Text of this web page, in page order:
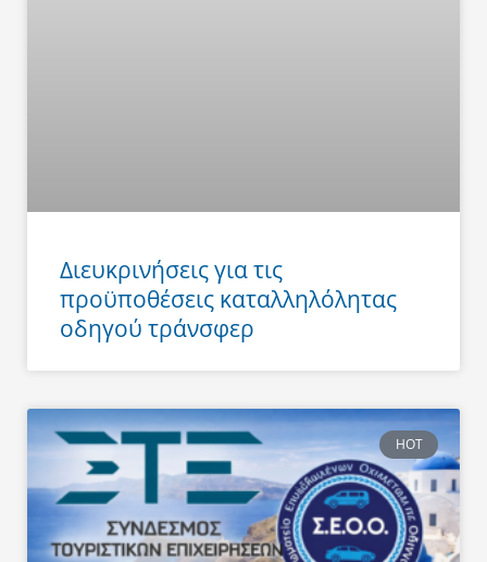
Διευκρινήσεις για τις
προϋποθέσεις καταλληλόλητας
οδηγού τράνσφερ
HOT